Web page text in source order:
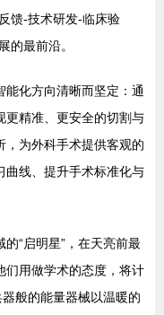
馈-技术研发-临床验
的最前沿。
化方向清晰而坚定：通
更精准、更安全的切割与
，为外科手术提供客观的
曲线、提升手术标准化与
“启明星”，在天亮前最
们用做学术的态度，将计
般的能量器械以温暖的